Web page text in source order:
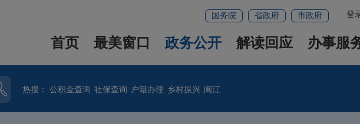
登
国务院 省政府 市政府
首页 最美窗口 政务公开 解读回应 办事服
热搜：公积金查询 社保查询 户籍办理 乡村振兴 闽江